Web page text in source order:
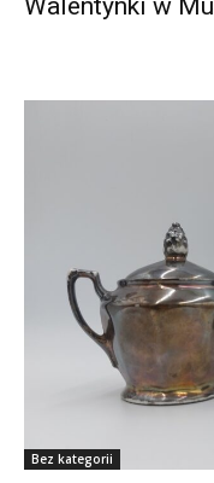
Bez kategorii